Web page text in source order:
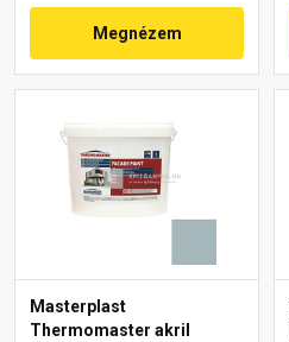
Megnézem
Masterplast
Thermomaster akril